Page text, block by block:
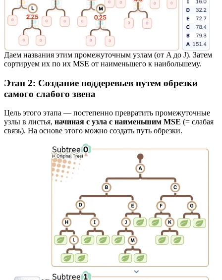
Даем названия этим промежуточным узлам (от A до J). Затем
сортируем их по их MSE от наименьшего к наибольшему.
Этап 2: Создание поддеревьев путем обрезки
самого слабого звена
Цель этого этапа — постепенно превратить промежуточные
узлы в листья, начиная с узла с наименьшим MSE (= слабая
связь). На основе этого можно создать путь обрезки.